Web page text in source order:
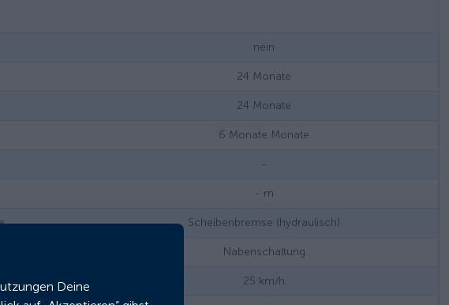
nein
24 Monate
24 Monate
6 Monate Monate
-
- m
Scheibenbremse (hydraulisch)
Nabenschaltung
25 km/h
Deine